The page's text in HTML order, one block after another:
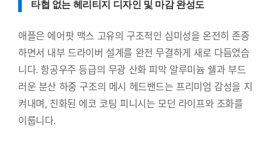
타협 없는 헤리티지 디자인 및 마감 완성도
애플은 에어팟 맥스 고유의 구조적인 심미성을 온전히 존중
하면서 내부 드라이버 설계를 완전 무결하게 새로 다듬었습
니다. 항공우주 등급의 무광 산화 피막 알루미늄 쉘과 부드
러운 분산 하중 구조의 메시 헤드밴드는 프리미엄 감성을 지
켜내며, 진화된 에코 코팅 피니시는 모던 라이프와 조화를
이룹니다.